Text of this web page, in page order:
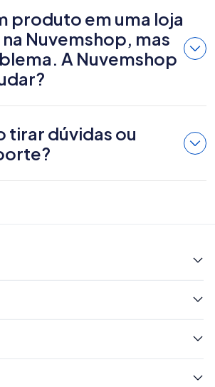
produto em uma loja
Nuvemshop, mas
A Nuvemshop
tirar dúvidas ou